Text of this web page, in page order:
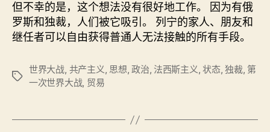
但不幸的是，这个想法没有很好地工作。 因为有俄
罗斯和独裁，人们被它吸引。 列宁的家人、朋友和
继任者可以自由获得普通人无法接触的所有手段。
标
世界大战, 共产主义, 思想, 政治, 法西斯主义,状态,独裁, 第
一次世界大战, 贸易